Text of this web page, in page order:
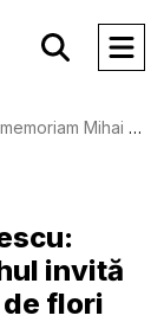
Eminescu: Primăria municipiului Cahul invită comunitatea la depuneri de flori
invită
flori